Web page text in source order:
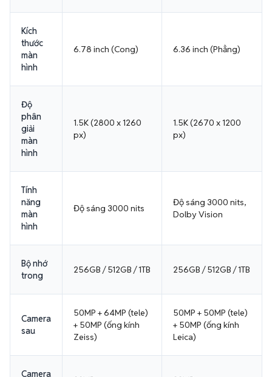
Kích
thước
màn
hình
6.78 inch (Cong) 6.36 inch (Phẳng)
Độ
phân
giải
màn
hình
1.5K (2800 x 1260
px)
1.5K (2670 x 1200
px)
Tính
năng
màn
hình
Độ sáng 3000 nits
Độ sáng 3000 nits,
Dolby Vision
Bộ nhớ
trong
256GB / 512GB / 1TB 256GB / 512GB / 1TB
Camera
sau
50MP + 64MP (tele)
+ 50MP (ống kính
Zeiss)
50MP + 50MP (tele)
+ 50MP (ống kính
Leica)
Camera